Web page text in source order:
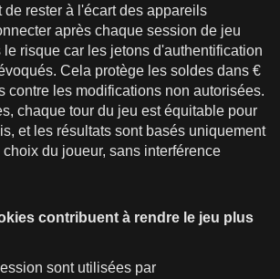
de rester à l'écart des appareils
après chaque session de jeu
le risque car les jetons d'authentification
Cela protège les soldes dans €
contre les modifications non autorisées.
chaque tour du jeu est équitable pour
et les résultats sont basés uniquement
du joueur, sans interférence
contribuent à rendre le jeu plus
sont utilisées par